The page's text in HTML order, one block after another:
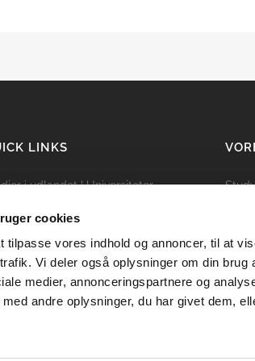
cookies
tilpasse vores indhold og annoncer, til at
Vi deler også oplysninger om din brug
medier, annonceringspartnere og
andre oplysninger, du har givet dem,
LINKS
i udlandet|Universiteter
Studysea |Kontakt Studysea
politik|Persondata politik